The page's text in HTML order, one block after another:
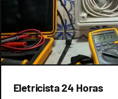
Eletricista 24 Horas